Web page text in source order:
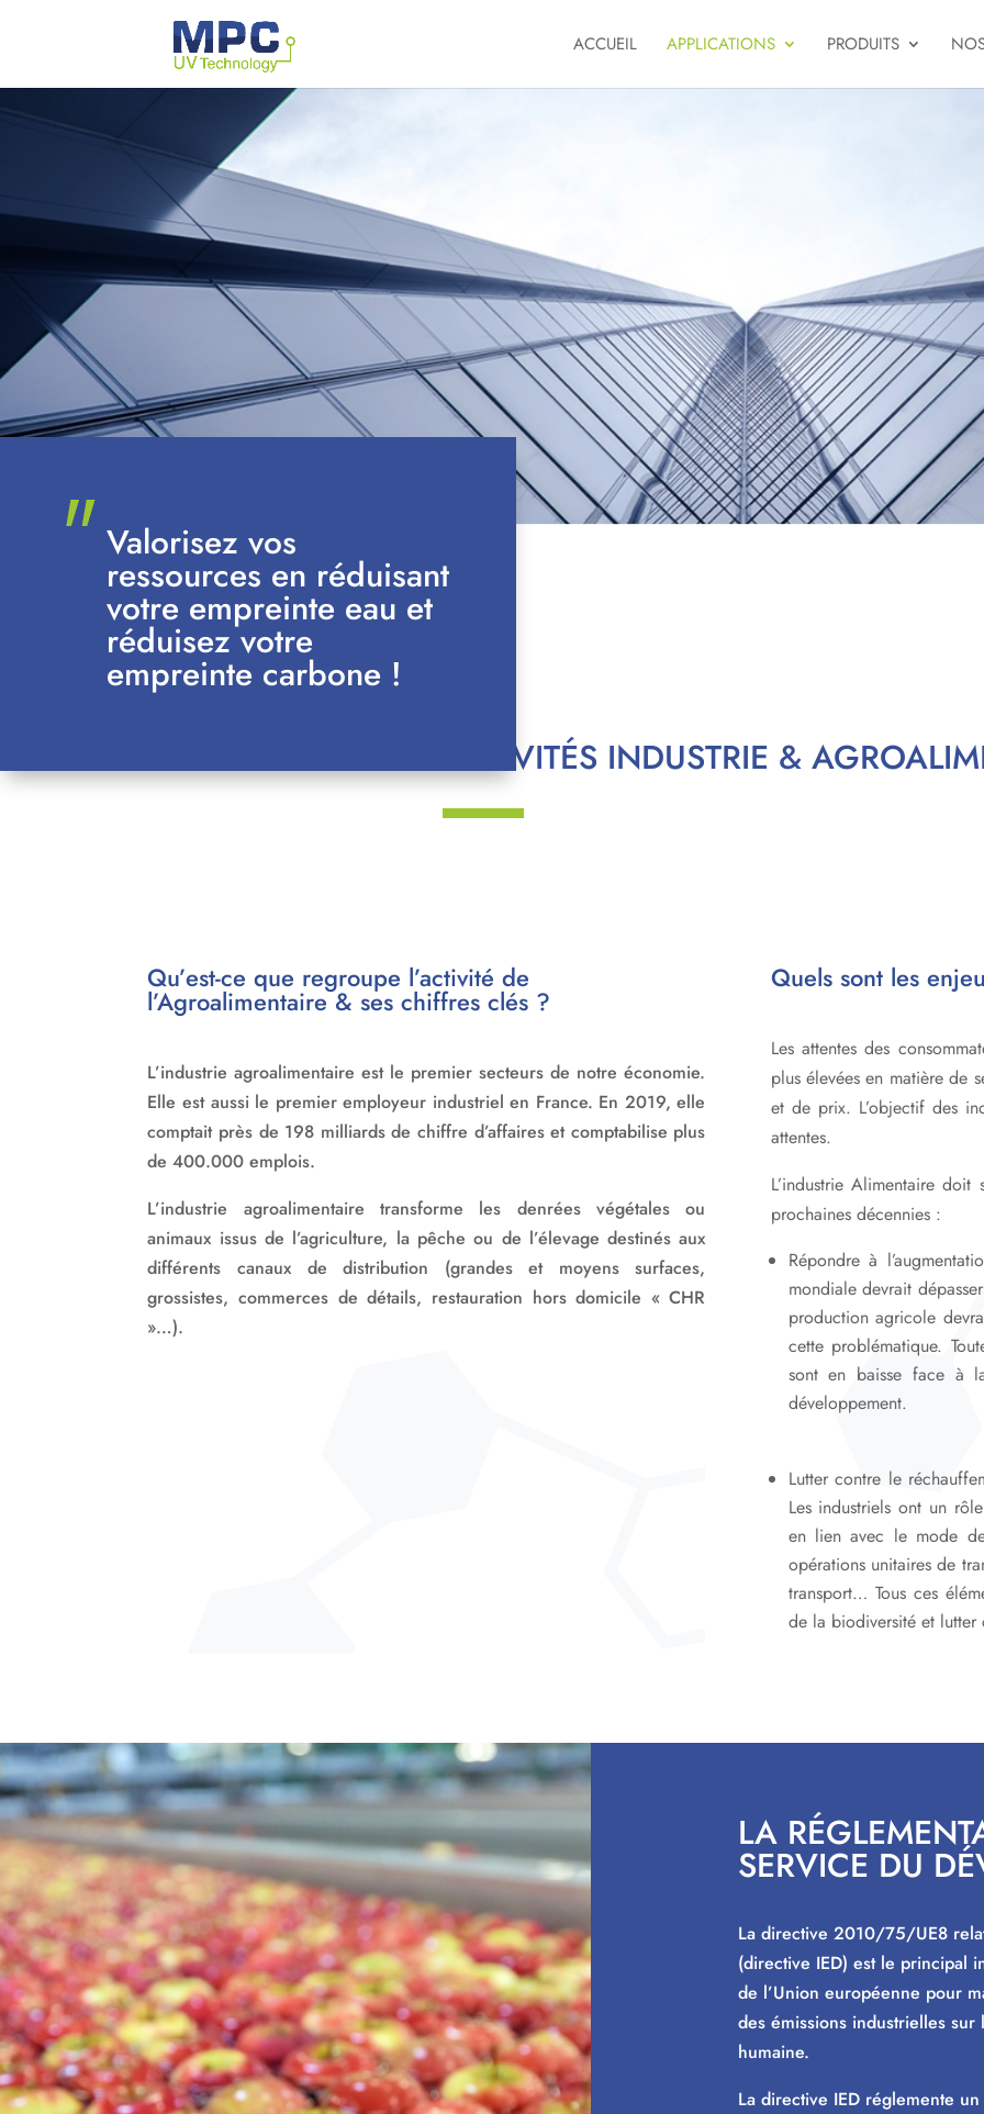
ACCUEIL APPLICATIONS PRODUITS
Valorisez vos
ressources en réduisant
votre empreinte eau et
réduisez votre
empreinte carbone !
ACTIVITÉS INDUSTRIE &
Qu’est-ce que regroupe l’activité de
l’Agroalimentaire & ses chiffres clés ?
L’industrie agroalimentaire est le premier secteurs de notre économie.
Elle est aussi le premier employeur industriel en France. En 2019, elle
comptait près de 198 milliards de chiffre d’affaires et comptabilise plus
de 400.000 emplois.
L’industrie agroalimentaire transforme les denrées végétales ou
animaux issus de l’agriculture, la pêche ou de l’élevage destinés aux
différents canaux de distribution (grandes et moyens surfaces,
grossistes, commerces de détails, restauration hors domicile « CHR
»…).
Quels sont les
Les attentes des
plus élevées en matière de
et de prix. L’objectif des
attentes.
L’industrie Alimentaire
prochaines décennies :
Répondre à
mondiale devrait
production agricole
cette problématique.
sont en baisse face à
développement.
Lutter contre le
Les industriels ont un
en lien avec le mode
opérations unitaires de
transport… Tous ces
de la biodiversité et lutter
LA
SERVICE DU
La directive 2010/75/UE8
(directive IED) est le principal
de l’Union européenne pour
des émissions industrielles sur
humaine.
La directive IED réglemente